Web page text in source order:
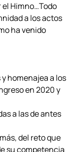
el Himno…Todo
a los actos
ha venido
homenajea a los
en 2020 y
a las de antes
del reto que
su competencia